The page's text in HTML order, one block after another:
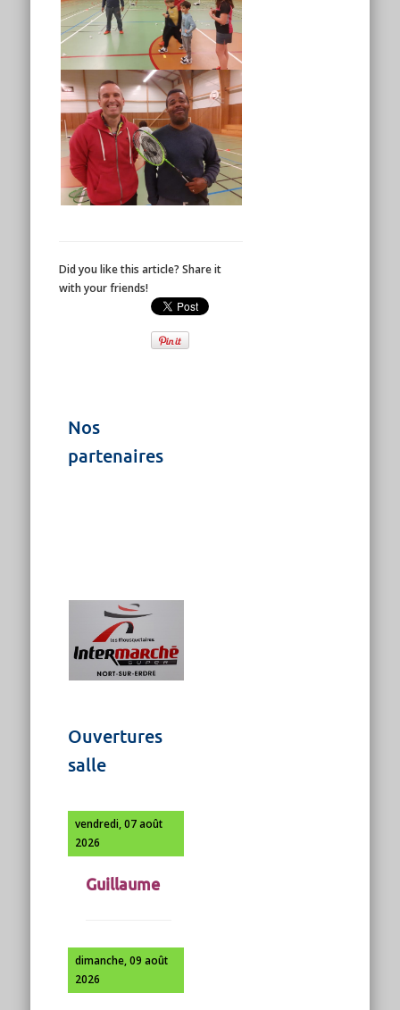
Did you like this article? Share it
with your friends!
Nos
partenaires
Ouvertures
salle
vendredi, 07 août
2026
Guillaume
dimanche, 09 août
2026